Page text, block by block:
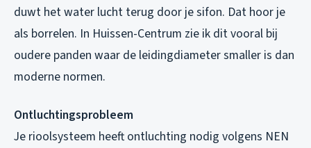
duwt het water lucht terug door je sifon. Dat hoor je
als borrelen. In Huissen-Centrum zie ik dit vooral bij
oudere panden waar de leidingdiameter smaller is dan
moderne normen.
Ontluchtingsprobleem
Je rioolsysteem heeft ontluchting nodig volgens NEN